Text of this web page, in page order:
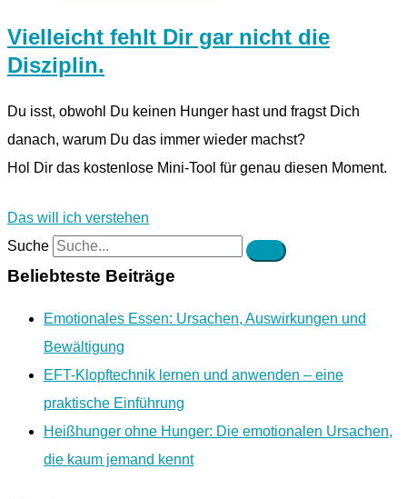
Vielleicht fehlt Dir gar nicht die
Disziplin.
Du isst, obwohl Du keinen Hunger hast und fragst Dich
danach, warum Du das immer wieder machst?
Hol Dir das kostenlose Mini-Tool für genau diesen Moment.
Das will ich verstehen
Suche
Beliebteste Beiträge
Emotionales Essen: Ursachen, Auswirkungen und
Bewältigung
EFT-Klopftechnik lernen und anwenden – eine
praktische Einführung
Heißhunger ohne Hunger: Die emotionalen Ursachen,
die kaum jemand kennt